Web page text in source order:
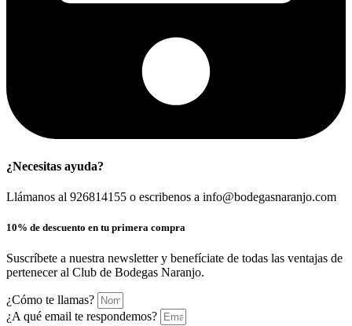
¿Necesitas ayuda?
Llámanos al 926814155 o escribenos a info@bodegasnaranjo.com
10% de descuento en tu primera compra
Suscríbete a nuestra newsletter y benefíciate de todas las ventajas de
pertenecer al Club de Bodegas Naranjo.
¿Cómo te llamas?
¿A qué email te respondemos?